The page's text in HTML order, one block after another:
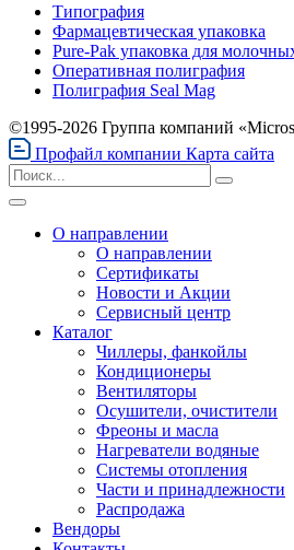
Типография
Фармацевтическая упаковка
Pure-Pak упаковка для
Оперативная полиграфия
Полиграфия Seal Mag
©1995-2026 Группа компаний
Профайл компании Карта сайта
О направлении
О направлении
Сертификаты
Новости и Акции
Сервисный центр
Каталог
Чиллеры, фанкойлы
Кондиционеры
Вентиляторы
Осушители, очистители
Фреоны и масла
Нагреватели водяные
Системы отопления
Части и принадлежности
Раcпродажа
Вендоры